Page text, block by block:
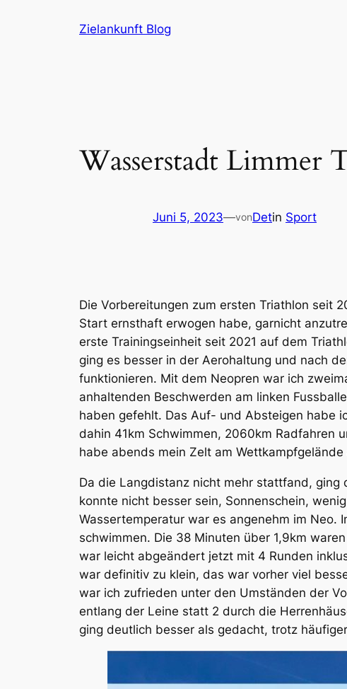
Zielankunft Blog
Wasserstadt Limmer
Juni 5, 2023—vonDetin Sport
Die Vorbereitungen zum ersten Triathlon seit
Start ernsthaft erwogen habe, garnicht
erste Trainingseinheit seit 2021 auf dem
ging es besser in der Aerohaltung und nach
funktionieren. Mit dem Neopren war ich
anhaltenden Beschwerden am linken
haben gefehlt. Das Auf- und Absteigen habe
dahin 41km Schwimmen, 2060km Radfahren
habe abends mein Zelt am
Da die Langdistanz nicht mehr stattfand, ging
konnte nicht besser sein, Sonnenschein,
Wassertemperatur war es angenehm im Neo.
schwimmen. Die 38 Minuten über 1,9km
war leicht abgeändert jetzt mit 4 Runden
war definitiv zu klein, das war vorher viel
war ich zufrieden unter den Umständen der
entlang der Leine statt 2 durch die
ging deutlich besser als gedacht, trotz